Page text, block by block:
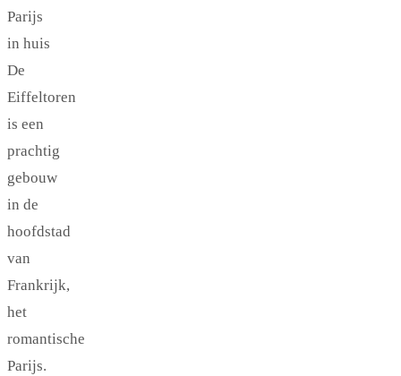
Parijs
in huis
De
Eiffeltoren
is een
prachtig
gebouw
in de
hoofdstad
van
Frankrijk,
het
romantische
Parijs.